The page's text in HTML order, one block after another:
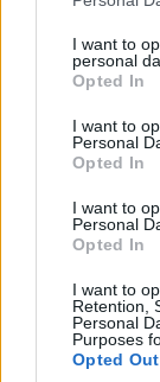
I want to
personal
Opted In
I want to
Personal
Opted In
I want to
Personal
Opted In
I want to
Retention,
Personal
Purposes
Opted Out